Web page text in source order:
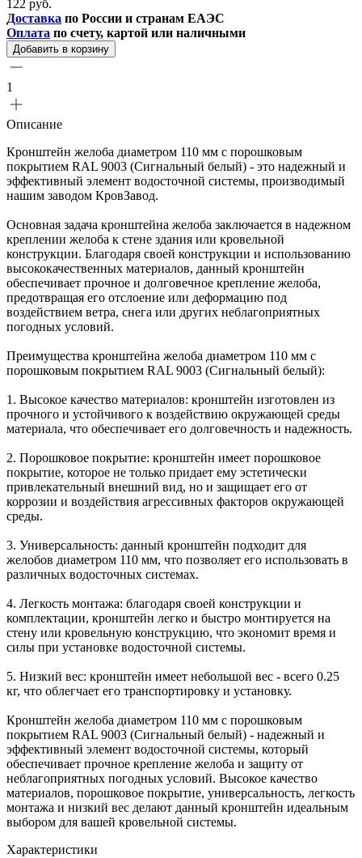
122 руб.
Доставка по России и странам ЕАЭС
Оплата по счету, картой или наличными
Добавить в корзину
1
Описание
Кронштейн желоба диаметром 110 мм с порошковым
покрытием RAL 9003 (Сигнальный белый) - это надежный и
эффективный элемент водосточной системы, производимый
нашим заводом КровЗавод.
Основная задача кронштейна желоба заключается в надежном
креплении желоба к стене здания или кровельной
конструкции. Благодаря своей конструкции и использованию
высококачественных материалов, данный кронштейн
обеспечивает прочное и долговечное крепление желоба,
предотвращая его отслоение или деформацию под
воздействием ветра, снега или других неблагоприятных
погодных условий.
Преимущества кронштейна желоба диаметром 110 мм с
порошковым покрытием RAL 9003 (Сигнальный белый):
1. Высокое качество материалов: кронштейн изготовлен из
прочного и устойчивого к воздействию окружающей среды
материала, что обеспечивает его долговечность и надежность.
2. Порошковое покрытие: кронштейн имеет порошковое
покрытие, которое не только придает ему эстетически
привлекательный внешний вид, но и защищает его от
коррозии и воздействия агрессивных факторов окружающей
среды.
3. Универсальность: данный кронштейн подходит для
желобов диаметром 110 мм, что позволяет его использовать в
различных водосточных системах.
4. Легкость монтажа: благодаря своей конструкции и
комплектации, кронштейн легко и быстро монтируется на
стену или кровельную конструкцию, что экономит время и
силы при установке водосточной системы.
5. Низкий вес: кронштейн имеет небольшой вес - всего 0.25
кг, что облегчает его транспортировку и установку.
Кронштейн желоба диаметром 110 мм с порошковым
покрытием RAL 9003 (Сигнальный белый) - надежный и
эффективный элемент водосточной системы, который
обеспечивает прочное крепление желоба и защиту от
неблагоприятных погодных условий. Высокое качество
материалов, порошковое покрытие, универсальность, легкость
монтажа и низкий вес делают данный кронштейн идеальным
выбором для вашей кровельной системы.
Характеристики